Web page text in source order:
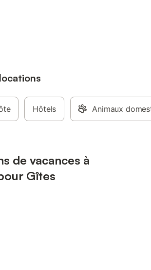
Hôtels Animaux
de vacances à
Gîtes